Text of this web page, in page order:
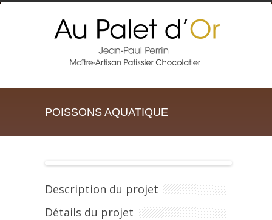
POISSONS AQUATIQUE
Description du projet
Détails du projet